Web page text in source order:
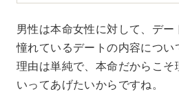
男性は本命女性に対して、デ
憧れているデートの内容につい
理由は単純で、本命だからこそ
いってあげたいからですね。